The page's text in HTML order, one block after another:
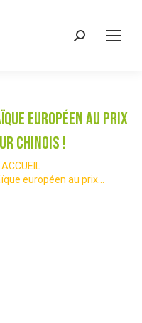
Recherche
européen au prix
chinois !
ACCUEIL
européen au prix…